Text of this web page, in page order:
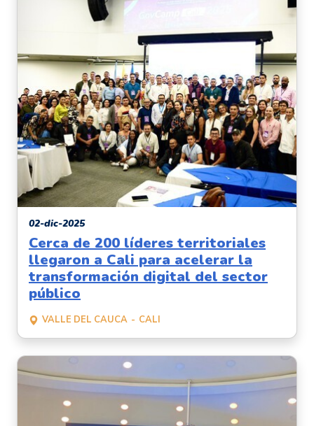
02-dic-2025
Cerca de 200 líderes territoriales
llegaron a Cali para acelerar la
transformación digital del sector
público
VALLE DEL CAUCA CALI